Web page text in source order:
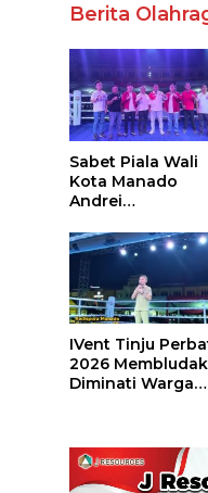
Berita
Sabet Piala Wali
Kota Manado
Andrei
Boxing Camp
Umum Tinju
2026
IVent Tinju
2026 Membludak
Diminati Warga